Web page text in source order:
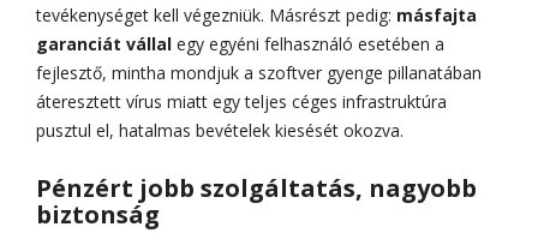
tevékenységet kell végezniük. Másrészt pedig: másfajta
garanciát vállal egy egyéni felhasználó esetében a
fejlesztő, mintha mondjuk a szoftver gyenge pillanatában
áteresztett vírus miatt egy teljes céges infrastruktúra
pusztul el, hatalmas bevételek kiesését okozva.
Pénzért jobb szolgáltatás, nagyobb
biztonság